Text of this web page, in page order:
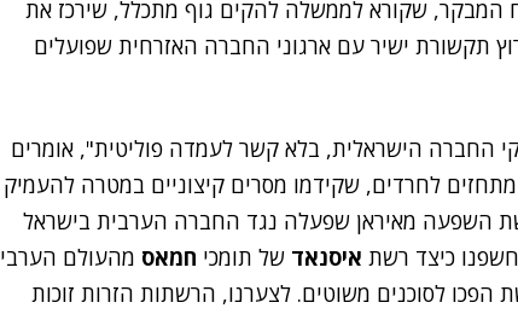
המבקר, שקורא לממשלה להקים גוף מתכלל, שירכז את
תקשורת ישיר עם ארגוני החברה האזרחית שפועלים
החברה הישראלית, בלא קשר לעמדה פוליטית", אומרים
לחרדים, שקידמו מסרים קיצוניים במטרה להעמיק
השפעה מאיראן שפעלה נגד החברה הערבית בישראל
כיצד רשת איסנאד של תומכי חמאס מהעולם הערבי
לסוכנים משוטים. לצערנו, הרשתות הזרות זוכות